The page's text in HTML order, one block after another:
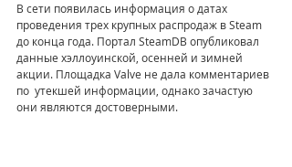
В сети появилась информация о датах
проведения трех крупных распродаж в Steam
до конца года. Портал SteamDB опубликовал
данные хэллоуинской, осенней и зимней
акции. Площадка Valve не дала комментариев
по  утекшей информации, однако зачастую
они являются достоверными.